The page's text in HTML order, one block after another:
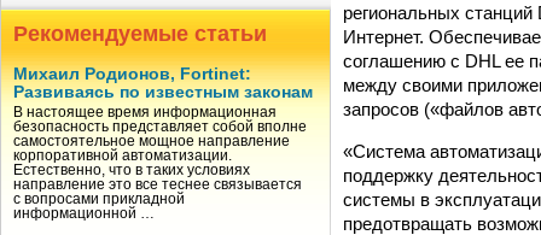
Рекомендуемые статьи
Михаил Родионов, Fortinet:
Развиваясь по известным законам
В настоящее время информационная
безопасность представляет собой вполне
самостоятельное мощное направление
корпоративной автоматизации.
Естественно, что в таких условиях
направление это все теснее связывается
с вопросами прикладной
информационной …
региональных
Интернет.
соглашению с DHL ее
между своими
запросов («файлов
«Система
поддержку
системы в
предотвращать